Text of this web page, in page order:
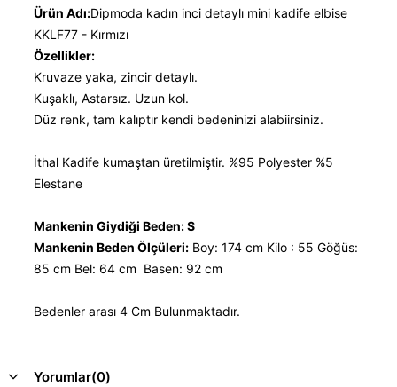
Ürün Adı:Dipmoda kadın inci detaylı mini kadife elbise
KKLF77 - Kırmızı
Özellikler:
Kruvaze yaka, zincir detaylı.
Kuşaklı, Astarsız. Uzun kol.
Düz renk, tam kalıptır kendi bedeninizi alabiirsiniz.
İthal Kadife kumaştan üretilmiştir. %95 Polyester %5
Elestane
Mankenin Giydiği Beden: S
Mankenin Beden Ölçüleri: Boy: 174 cm Kilo : 55 Göğüs:
85 cm Bel: 64 cm Basen: 92 cm
Bedenler arası 4 Cm Bulunmaktadır.
Yorumlar(0)